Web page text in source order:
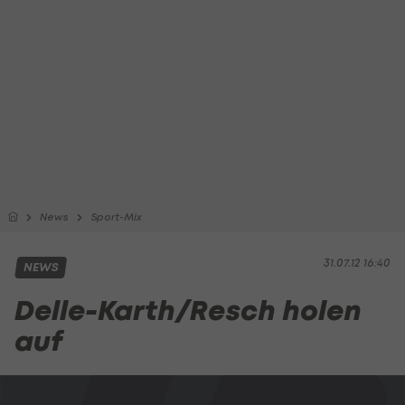
News Sport-Mix
31.07.12 16:40
NEWS
Delle-Karth/Resch holen
auf